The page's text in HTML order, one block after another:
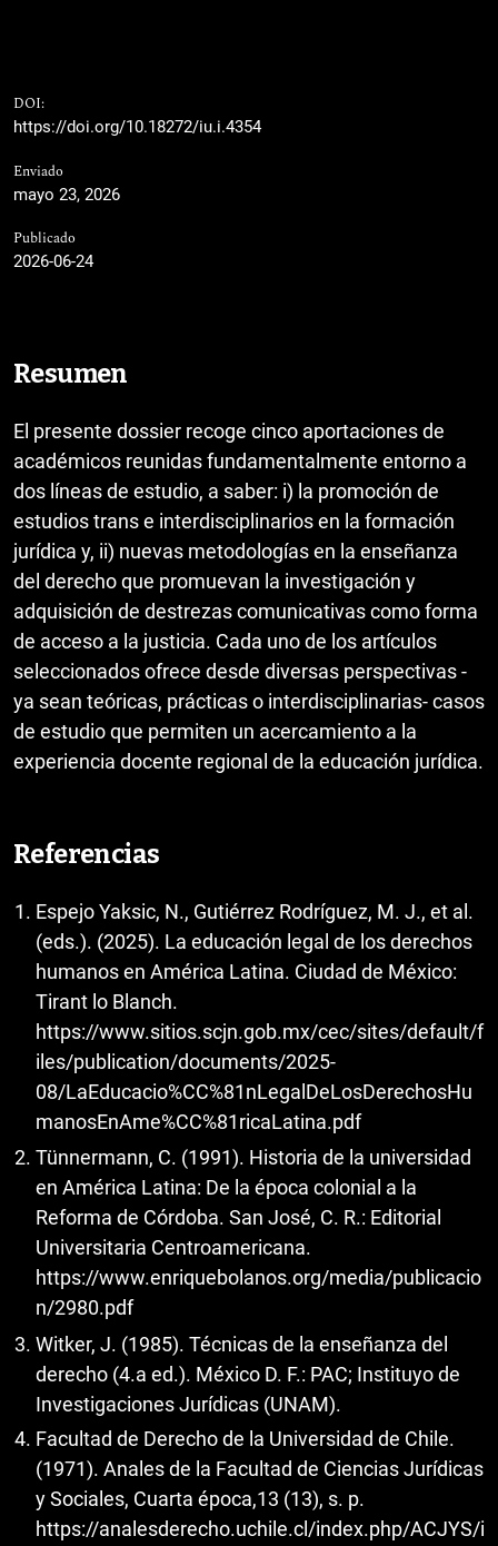
DOI:
https://doi.org/10.18272/iu.i.4354
Enviado
mayo 23, 2026
Publicado
2026-06-24
Resumen
El presente dossier recoge cinco aportaciones de
académicos reunidas fundamentalmente entorno a
dos líneas de estudio, a saber: i) la promoción de
estudios trans e interdisciplinarios en la formación
jurídica y, ii) nuevas metodologías en la enseñanza
del derecho que promuevan la investigación y
adquisición de destrezas comunicativas como forma
de acceso a la justicia. Cada uno de los artículos
seleccionados ofrece desde diversas perspectivas -
ya sean teóricas, prácticas o interdisciplinarias- casos
de estudio que permiten un acercamiento a la
experiencia docente regional de la educación jurídica.
Referencias
Espejo Yaksic, N., Gutiérrez Rodríguez, M. J., et al.
(eds.). (2025). La educación legal de los derechos
humanos en América Latina. Ciudad de México:
Tirant lo Blanch.
https://www.sitios.scjn.gob.mx/cec/sites/default/f
iles/publication/documents/2025-
08/LaEducacio%CC%81nLegalDeLosDerechosHu
manosEnAme%CC%81ricaLatina.pdf
Tünnermann, C. (1991). Historia de la universidad
en América Latina: De la época colonial a la
Reforma de Córdoba. San José, C. R.: Editorial
Universitaria Centroamericana.
https://www.enriquebolanos.org/media/publicacio
n/2980.pdf
Witker, J. (1985). Técnicas de la enseñanza del
derecho (4.a ed.). México D. F.: PAC; Instituyo de
Investigaciones Jurídicas (UNAM).
Facultad de Derecho de la Universidad de Chile.
(1971). Anales de la Facultad de Ciencias Jurídicas
y Sociales, Cuarta época,13 (13), s. p.
https://analesderecho.uchile.cl/index.php/ACJYS/i